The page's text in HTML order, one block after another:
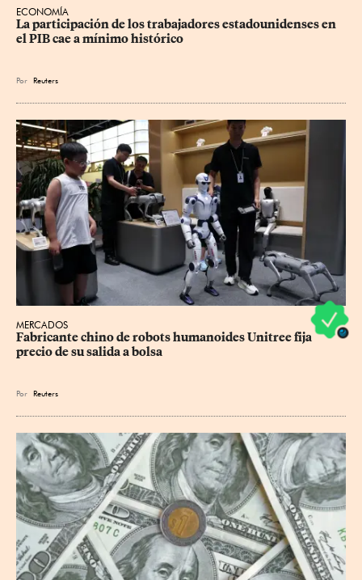
ECONOMÍA
La participación de los trabajadores estadounidenses en
el PIB cae a mínimo histórico
Por Reuters
MERCADOS
Fabricante chino de robots humanoides Unitree fija
precio de su salida a bolsa
Por Reuters